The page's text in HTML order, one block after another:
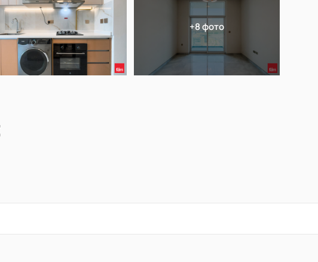
+8 фото